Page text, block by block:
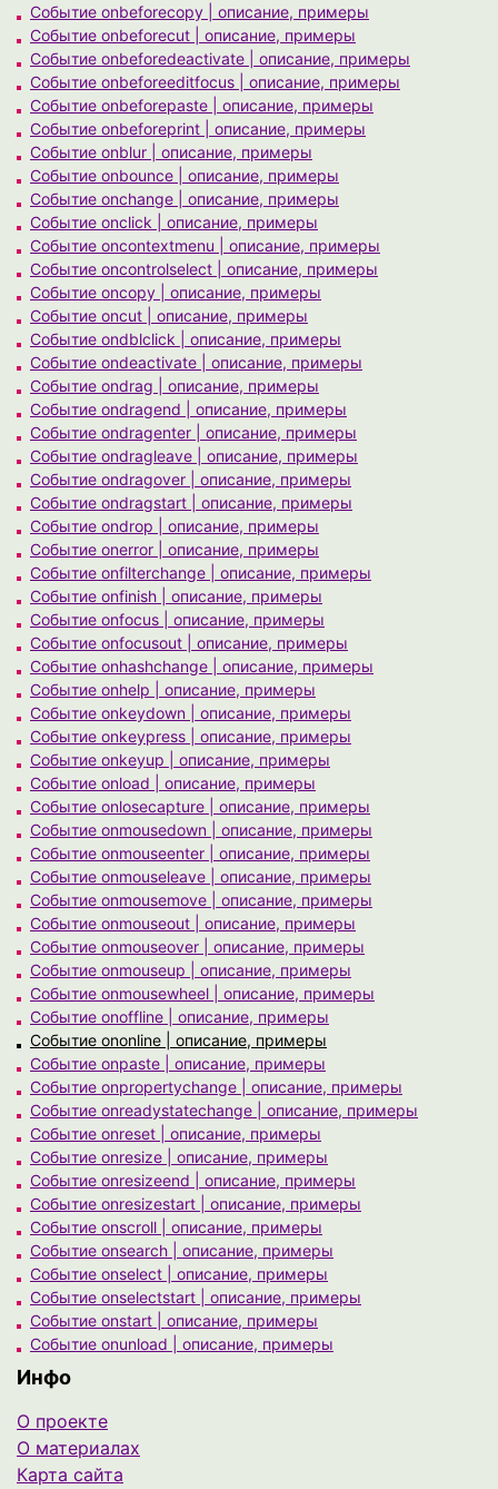
Событие onbeforecopy | описание, примеры
Событие onbeforecut | описание, примеры
Событие onbeforedeactivate | описание, примеры
Событие onbeforeeditfocus | описание, примеры
Событие onbeforepaste | описание, примеры
Событие onbeforeprint | описание, примеры
Событие onblur | описание, примеры
Событие onbounce | описание, примеры
Событие onchange | описание, примеры
Событие onclick | описание, примеры
Событие oncontextmenu | описание, примеры
Событие oncontrolselect | описание, примеры
Событие oncopy | описание, примеры
Событие oncut | описание, примеры
Событие ondblclick | описание, примеры
Событие ondeactivate | описание, примеры
Событие ondrag | описание, примеры
Событие ondragend | описание, примеры
Событие ondragenter | описание, примеры
Событие ondragleave | описание, примеры
Событие ondragover | описание, примеры
Событие ondragstart | описание, примеры
Событие ondrop | описание, примеры
Событие onerror | описание, примеры
Событие onfilterchange | описание, примеры
Событие onfinish | описание, примеры
Событие onfocus | описание, примеры
Событие onfocusout | описание, примеры
Событие onhashchange | описание, примеры
Событие onhelp | описание, примеры
Событие onkeydown | описание, примеры
Событие onkeypress | описание, примеры
Событие onkeyup | описание, примеры
Событие onload | описание, примеры
Событие onlosecapture | описание, примеры
Событие onmousedown | описание, примеры
Событие onmouseenter | описание, примеры
Событие onmouseleave | описание, примеры
Событие onmousemove | описание, примеры
Событие onmouseout | описание, примеры
Событие onmouseover | описание, примеры
Событие onmouseup | описание, примеры
Событие onmousewheel | описание, примеры
Событие onoffline | описание, примеры
Событие ononline | описание, примеры
Событие onpaste | описание, примеры
Событие onpropertychange | описание, примеры
Событие onreadystatechange | описание, примеры
Событие onreset | описание, примеры
Событие onresize | описание, примеры
Событие onresizeend | описание, примеры
Событие onresizestart | описание, примеры
Событие onscroll | описание, примеры
Событие onsearch | описание, примеры
Событие onselect | описание, примеры
Событие onselectstart | описание, примеры
Событие onstart | описание, примеры
Событие onunload | описание, примеры
Инфо
О проекте
О материалах
Карта сайта